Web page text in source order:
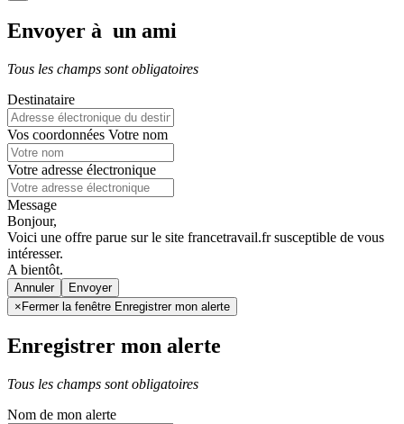
Envoyer à un ami
Tous les champs sont obligatoires
Destinataire
Vos coordonnées Votre nom
Votre adresse électronique
Message
Bonjour,
Voici une offre parue sur le site francetravail.fr susceptible de vous
intéresser.
A bientôt.
Annuler
× Fermer la fenêtre Enregistrer mon alerte
Enregistrer mon alerte
Tous les champs sont obligatoires
Nom de mon alerte